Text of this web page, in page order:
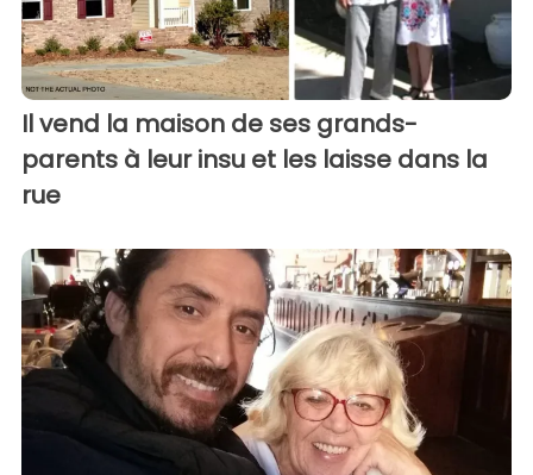
Il vend la maison de ses grands-
parents à leur insu et les laisse dans la
rue